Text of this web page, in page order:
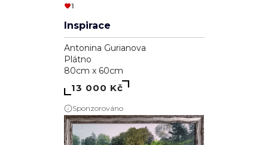
1
Inspirace
Antonina Gurianova
Plátno
80cm x 60cm
13 000 Kč
Sponzorováno